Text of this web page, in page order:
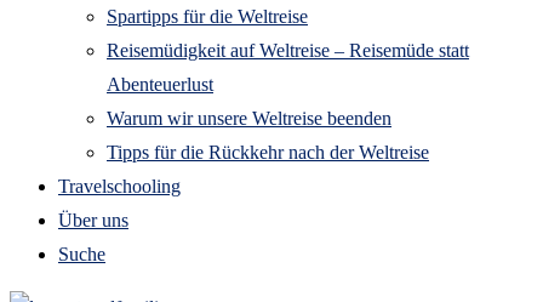
Spartipps für die Weltreise
Reisemüdigkeit auf Weltreise – Reisemüde statt
Abenteuerlust
Warum wir unsere Weltreise beenden
Tipps für die Rückkehr nach der Weltreise
Travelschooling
Über uns
Suche